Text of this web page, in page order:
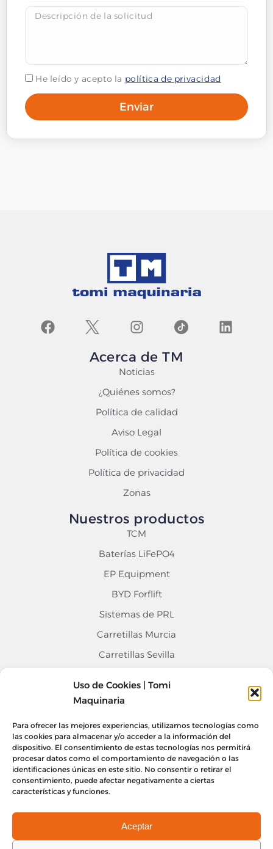
Uso de Cookies | Tomi
Maquinaria
Para ofrecer las mejores experiencias, utilizamos tecnologías como
las cookies para almacenar y/o acceder a la información del
dispositivo. El consentimiento de estas tecnologías nos permitirá
procesar datos como el comportamiento de navegación o las
identificaciones únicas en este sitio. No consentir o retirar el
consentimiento, puede afectar negativamente a ciertas
características y funciones.
Aceptar
He leído y acepto la política de privacidad
Enviar
Acerca de TM
Noticias
¿Quiénes somos?
Política de calidad
Aviso Legal
Política de cookies
Política de privacidad
Zonas
Nuestros productos
TCM
Baterías LiFePO4
EP Equipment
BYD Forflift
Sistemas de PRL
Carretillas Murcia
Carretillas Sevilla
Contacto
info@tomimaquinaria.com
Nuestro Equipo
Sede Central Murcia, Lorquí
Delegación Alicante
Delegación Sevilla